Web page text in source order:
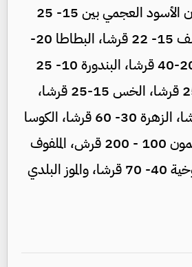
تراوح سعر الباذنجان الأسود العجمي بين 15- 25
قرشا، البصل الناشف 15- 22 قرشا، البطاطا 20-
50 قرشا، البطيخ 20-40 قرشا، البندورة 10- 25
قرشا، الجزر 15- 25 قرشا، الخس 15-25 قرشا،
الخيار 20 - 30 قرشا، الزهرة 30- 60 قرشا، الكوسا
25- 50 قرشا، الليمون 100 - 200 قرش، الملفوف
12- 17 قرشا، الملوخية 40- 70 قرشا، والموز البلدي